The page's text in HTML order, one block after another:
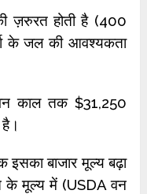
ज़रुरत होती है (400
के जल की आवश्यकता
काल तक $31,250
बाजार मूल्य बढ़ा
के मूल्य में (USDA वन